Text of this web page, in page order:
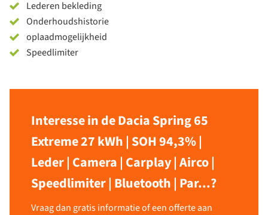
Lederen bekleding
Onderhoudshistorie
oplaadmogelijkheid
Speedlimiter
Interesse in de Dacia Spring 65
Extreme 27 kWh | SOH 94,3% |
Leder | Camera | Carplay | Airco |
Speedlimiter | Bluetooth | Par...?
Vraag dan gratis informatie of een offerte aan